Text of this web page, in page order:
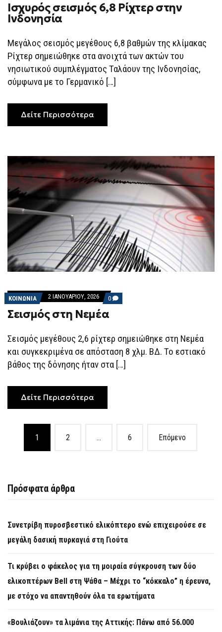
ΙΣΧΥΡΌΣ
ΣΕΙΣΜΌΣ
ΙΝΔΟΝΗΣΊΑ
Ισχυρός σεισμός 6,8 Ρίχτερ στην
Ινδονησία
Μεγάλος σεισμός μεγέθους 6,8 βαθμών της κλίμακας
Ρίχτερ σημειώθηκε στα ανοιχτά των ακτών του
νησιωτικού συμπλέγματος Ταλάουν της Ινδονησίας,
σύμφωνα με το Γερμανικό […]
Δείτε Περισσότερα
ΚΟΙΝΩΝΙΑ 2 ΙΑΝΟΥΑΡΊΟΥ, 2026 0 COMMENTS
ON
Σεισμός στη Νεμέα
Σεισμός μεγέθους 2,6 ρίχτερ σημειώθηκε στη Νεμέα
και συγκεκριμένα σε απόσταση 8 χλμ. ΒΔ. Το εστιακό
βάθος της δόνησης ήταν στα […]
Δείτε Περισσότερα
Posts
navigation
1 2 … 6 Επόμενο
Πρόσφατα άρθρα
Συνετρίβη πυροσβεστικό ελικόπτερο ενώ επιχειρούσε σε
μεγάλη δασική πυρκαγιά στη Γιούτα
Τι κρύβει ο φάκελος για τη μοιραία σύγκρουση των δύο
ελικοπτέρων Bell στη Ψάθα – Μέχρι το “κόκκαλο” η έρευνα,
με στόχο να απαντηθούν όλα τα ερωτήματα
«Βουλιάζουν» τα λιμάνια της Αττικής: Πάνω από 56.000